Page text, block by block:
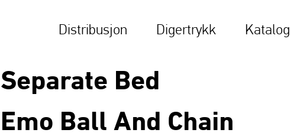
Distribusjon Digertrykk Katalog
Separate Bed
Emo Ball And Chain